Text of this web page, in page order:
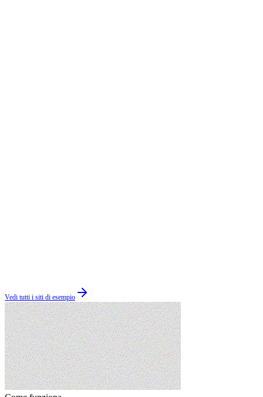
Vedi tutti i siti di esempio